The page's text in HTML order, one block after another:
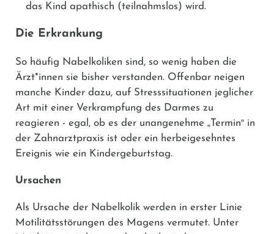
das Kind apathisch (teilnahmslos) wird.
Die Erkrankung
So häufig Nabelkoliken sind, so wenig haben die
Ärzt*innen sie bisher verstanden. Offenbar neigen
manche Kinder dazu, auf Stresssituationen jeglicher
Art mit einer Verkrampfung des Darmes zu
reagieren - egal, ob es der unangenehme „Termin“ in
der Zahnarztpraxis ist oder ein herbeigesehntes
Ereignis wie ein Kindergeburtstag.
Ursachen
Als Ursache der Nabelkolik werden in erster Linie
Motilitätsstörungen des Magens vermutet. Unter